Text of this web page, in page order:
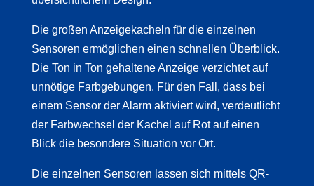
Die großen Anzeigekacheln für die einzelnen
Sensoren ermöglichen einen schnellen Überblick.
Die Ton in Ton gehaltene Anzeige verzichtet auf
unnötige Farbgebungen. Für den Fall, dass bei
einem Sensor der Alarm aktiviert wird, verdeutlicht
der Farbwechsel der Kachel auf Rot auf einen
Blick die besondere Situation vor Ort.
Die einzelnen Sensoren lassen sich mittels QR-